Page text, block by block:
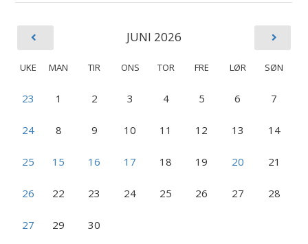
JUNI 2026
UKE MAN TIR ONS TOR FRE LØR SØN
23 1 2 3 4 5 6 7
24 8 9 10 11 12 13 14
25 15 16 17 18 19 20 21
26 22 23 24 25 26 27 28
27 29 30